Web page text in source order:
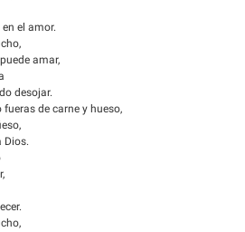
el amor.
amar,
desojar.
de carne y hueso,
Dios.